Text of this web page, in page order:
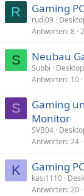
R Gaming
rudi09
Antworten 8
S Neubau
Subbi
Antworten 10
S
Gaming
Monitor
SVB04
Antworten 24
K Gaming
kasi1110
Antworten 20